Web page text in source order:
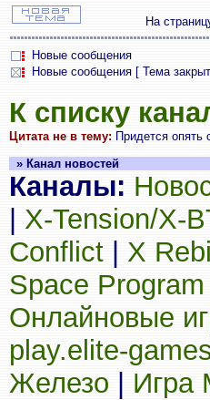
На
Новые сообщения
Новые сообщения [ Тема
К списку
Цитата не в тему: Придется опять
» Канал новостей
Каналы:
X-Tension/X-
Conflict
X
Space Program
Онлайновые
play.elite-
Железо
Игра